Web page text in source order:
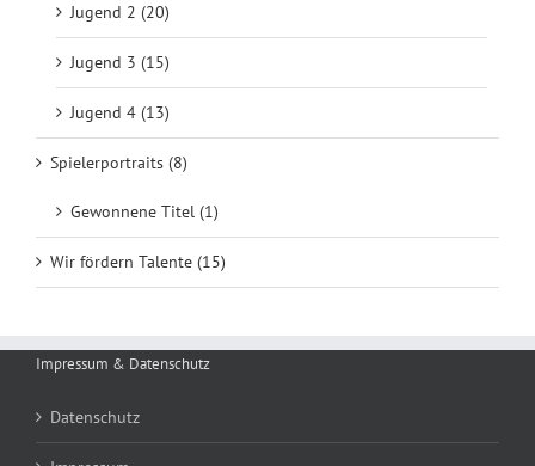
Jugend 2 (20)
Jugend 3 (15)
Jugend 4 (13)
Spielerportraits (8)
Gewonnene Titel (1)
Wir fördern Talente (15)
Impressum & Datenschutz
Datenschutz